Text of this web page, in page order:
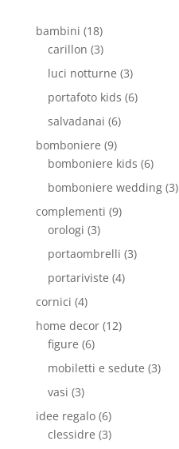
bambini (18)
carillon (3)
luci notturne (3)
portafoto kids (6)
salvadanai (6)
bomboniere (9)
bomboniere kids (6)
bomboniere wedding(3)
complementi (9)
orologi (3)
portaombrelli (3)
portariviste (4)
cornici (4)
home decor(12)
figure (6)
mobiletti e sedute (3)
vasi (3)
idee regalo(6)
clessidre (3)